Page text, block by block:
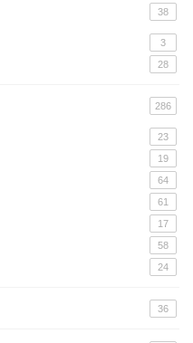
38
3
28
286
23
19
64
61
17
58
24
36